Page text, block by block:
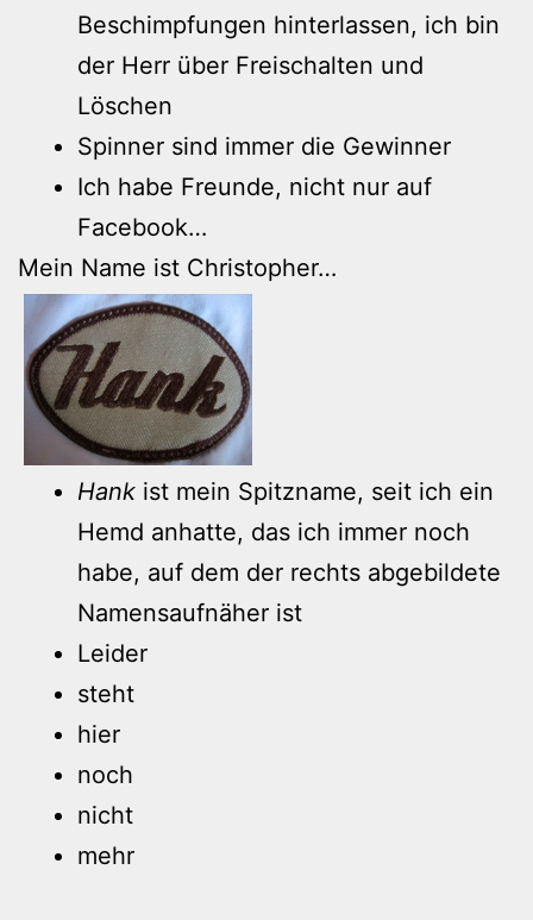
Beschimpfungen hinterlassen, ich bin
der Herr über Freischalten und
Löschen
Spinner sind immer die Gewinner
Ich habe Freunde, nicht nur auf
Facebook…
Mein Name ist Christopher…
Hank ist mein Spitzname, seit ich ein
Hemd anhatte, das ich immer noch
habe, auf dem der rechts abgebildete
Namensaufnäher ist
Leider
steht
hier
noch
nicht
mehr